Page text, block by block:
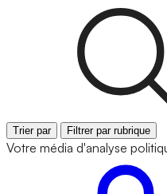
Trier par Filtrer par rubrique
Votre média d'analyse